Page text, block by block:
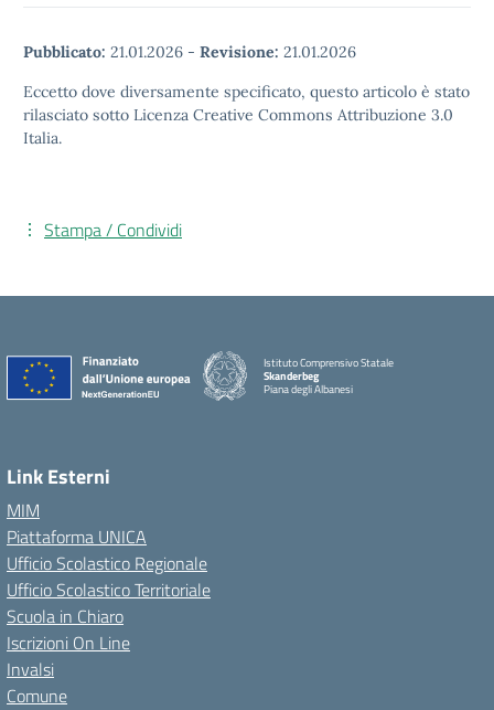
Pubblicato: 21.01.2026 - Revisione: 21.01.2026
Eccetto dove diversamente specificato, questo articolo è stato
rilasciato sotto Licenza Creative Commons Attribuzione 3.0
Italia.
Stampa / Condividi
Istituto Comprensivo Statale
Skanderbeg
Piana degli Albanesi
Link Esterni
MIM
Piattaforma UNICA
Ufficio Scolastico Regionale
Ufficio Scolastico Territoriale
Scuola in Chiaro
Iscrizioni On Line
Invalsi
Comune